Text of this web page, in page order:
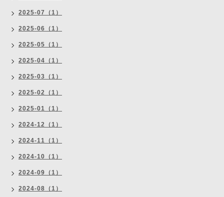
2025-07（1）
2025-06（1）
2025-05（1）
2025-04（1）
2025-03（1）
2025-02（1）
2025-01（1）
2024-12（1）
2024-11（1）
2024-10（1）
2024-09（1）
2024-08（1）